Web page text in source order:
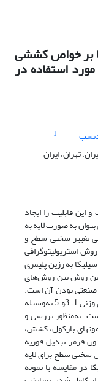
بر خواص کششی
استفاده در
1
تهران، ایران
قابلیت را ایجاد
به صورت لایه به
تغییر سختی سطح و
استریولیتوگرافی
به رزین پلیمری
این روش بین روش‌های
بودن آن است.
برای این منظور نانوذرات سیلیکا در درصدهای وزنی 1، 3و 5 به‌وسیله
به‌منظور بررسی و
بارکول، کشش،
قرمز تبدیل فوریه
سختی سطح برای لایه
سیلیکا در مقایسه با نمونه